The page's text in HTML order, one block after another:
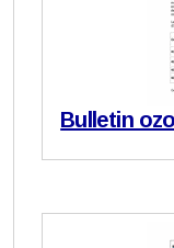
Bulletin